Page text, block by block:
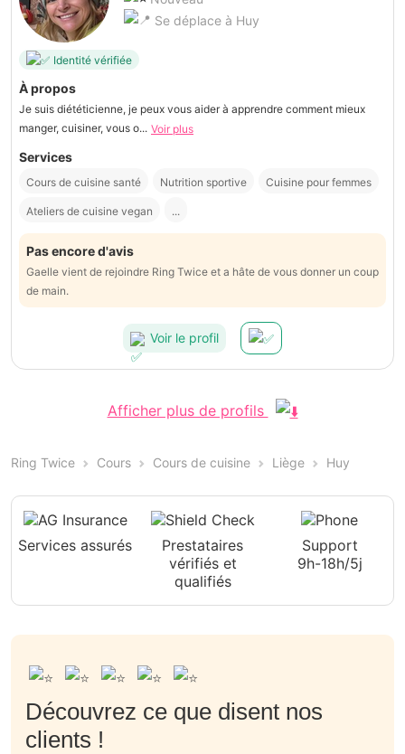
Se déplace à Huy
Identité vérifiée
À propos
Je suis diététicienne, je peux vous aider à apprendre comment mieux
manger, cuisiner, vous o... Voir plus
Services
Cours de cuisine santé Nutrition sportive Cuisine pour femmes
Ateliers de cuisine vegan ...
Pas encore d'avis
Gaelle vient de rejoindre Ring Twice et a hâte de vous donner un coup
de main.
Voir le profil
Afficher plus de profils
Ring Twice Cours Cours de cuisine Liège Huy
Services assurés
Prestataires
vérifiés et
qualifiés
Support
9h-18h/5j
Découvrez ce que disent nos
clients !